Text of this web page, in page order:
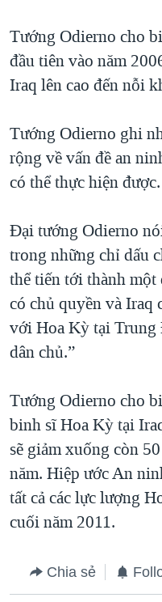
Tướng Odierno cho
đầu tiên vào năm
Iraq lên cao đến nỗi
Tướng Odierno ghi
rộng về vấn đề an
có thể thực hiện được.
Đại tướng Odierno
trong những chỉ dấu
thể tiến tới thành
có chủ quyền và Iraq
với Hoa Kỳ tại
dân chủ.”
Tướng Odierno cho
binh sĩ Hoa Kỳ tại
sẽ giảm xuống còn
năm. Hiệp ước An
tất cả các lực lượng
cuối năm 2011.
Chia sẻ